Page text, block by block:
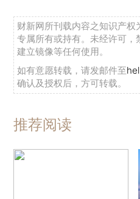
财新网所刊载内容之知识产权
专属所有或持有。未经许可，
建立镜像等任何使用。
如有意愿转载，请发邮件至
确认及授权后，方可转载。
推荐阅读